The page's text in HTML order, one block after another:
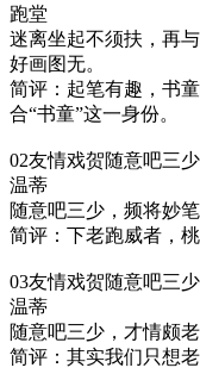
跑堂
迷离坐起不须扶，再
好画图无。
简评：起笔有趣，书
合“书童”这一身份。
02友情戏贺随意吧三
温蒂
随意吧三少，频将妙
简评：下老跑威者，桃
03友情戏贺随意吧三
温蒂
随意吧三少，才情颇
简评：其实我们只想老